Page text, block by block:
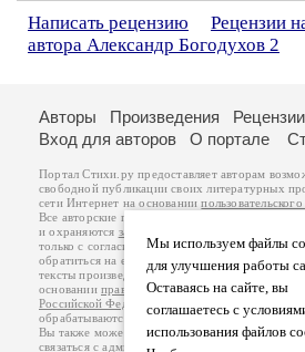
Написать рецензию
Рецензии
автора Александр Богодухов 2
Мы используем файлы
для улучшения работы
Оставаясь на сайте, вы
соглашаетесь с
использования файлов
Авторы Произведения Рецензии
Вход для авторов
О портале
Портал Стихи.ру предоставляет авторам
свободной публикации своих литературных
сети Интернет на основании
Все авторские права на произведения
и охраняются законом
. Перепечатка
только с согласия его автора, к которому вы
обратиться на его авторской странице.
тексты произведений авторы несут
основанииправил публикациии
Российской Федерации
обрабатываются на основанииПолитики
Вы также можете посмотреть более
связаться с администрацией